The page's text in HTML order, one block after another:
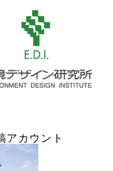
アカウント